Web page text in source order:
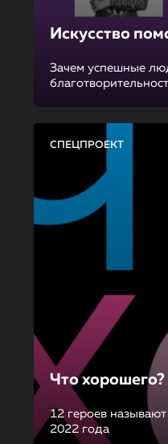
Искусство
Зачем успешные
СПЕЦПРОЕКТ
Что хорошего?
12 героев
2022 года